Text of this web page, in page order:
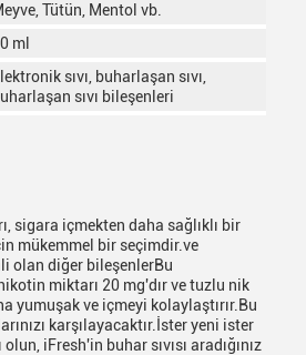
Tütün, Mentol vb.
ml
sıvı, buharlaşan sıvı,
sıvı bileşenleri
sigara içmekten daha sağlıklı bir
mükemmel bir seçimdir.ve
olan diğer bileşenlerBu
nikotin miktarı 20 mg'dır ve tuzlu nik
yumuşak ve içmeyi kolaylaştırır.Bu
karşılayacaktır.İster yeni ister
iFresh'in buhar sıvısı aradığınız